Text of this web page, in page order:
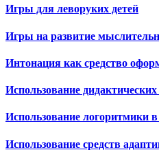
Игры для леворуких детей
Игры на развитие
Интонация как средство
Использование
Использование логоритмики
Использование средств